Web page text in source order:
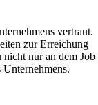
vertraut.
zur Erreichung
nicht nur an dem Job